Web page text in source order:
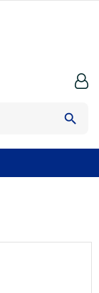
search